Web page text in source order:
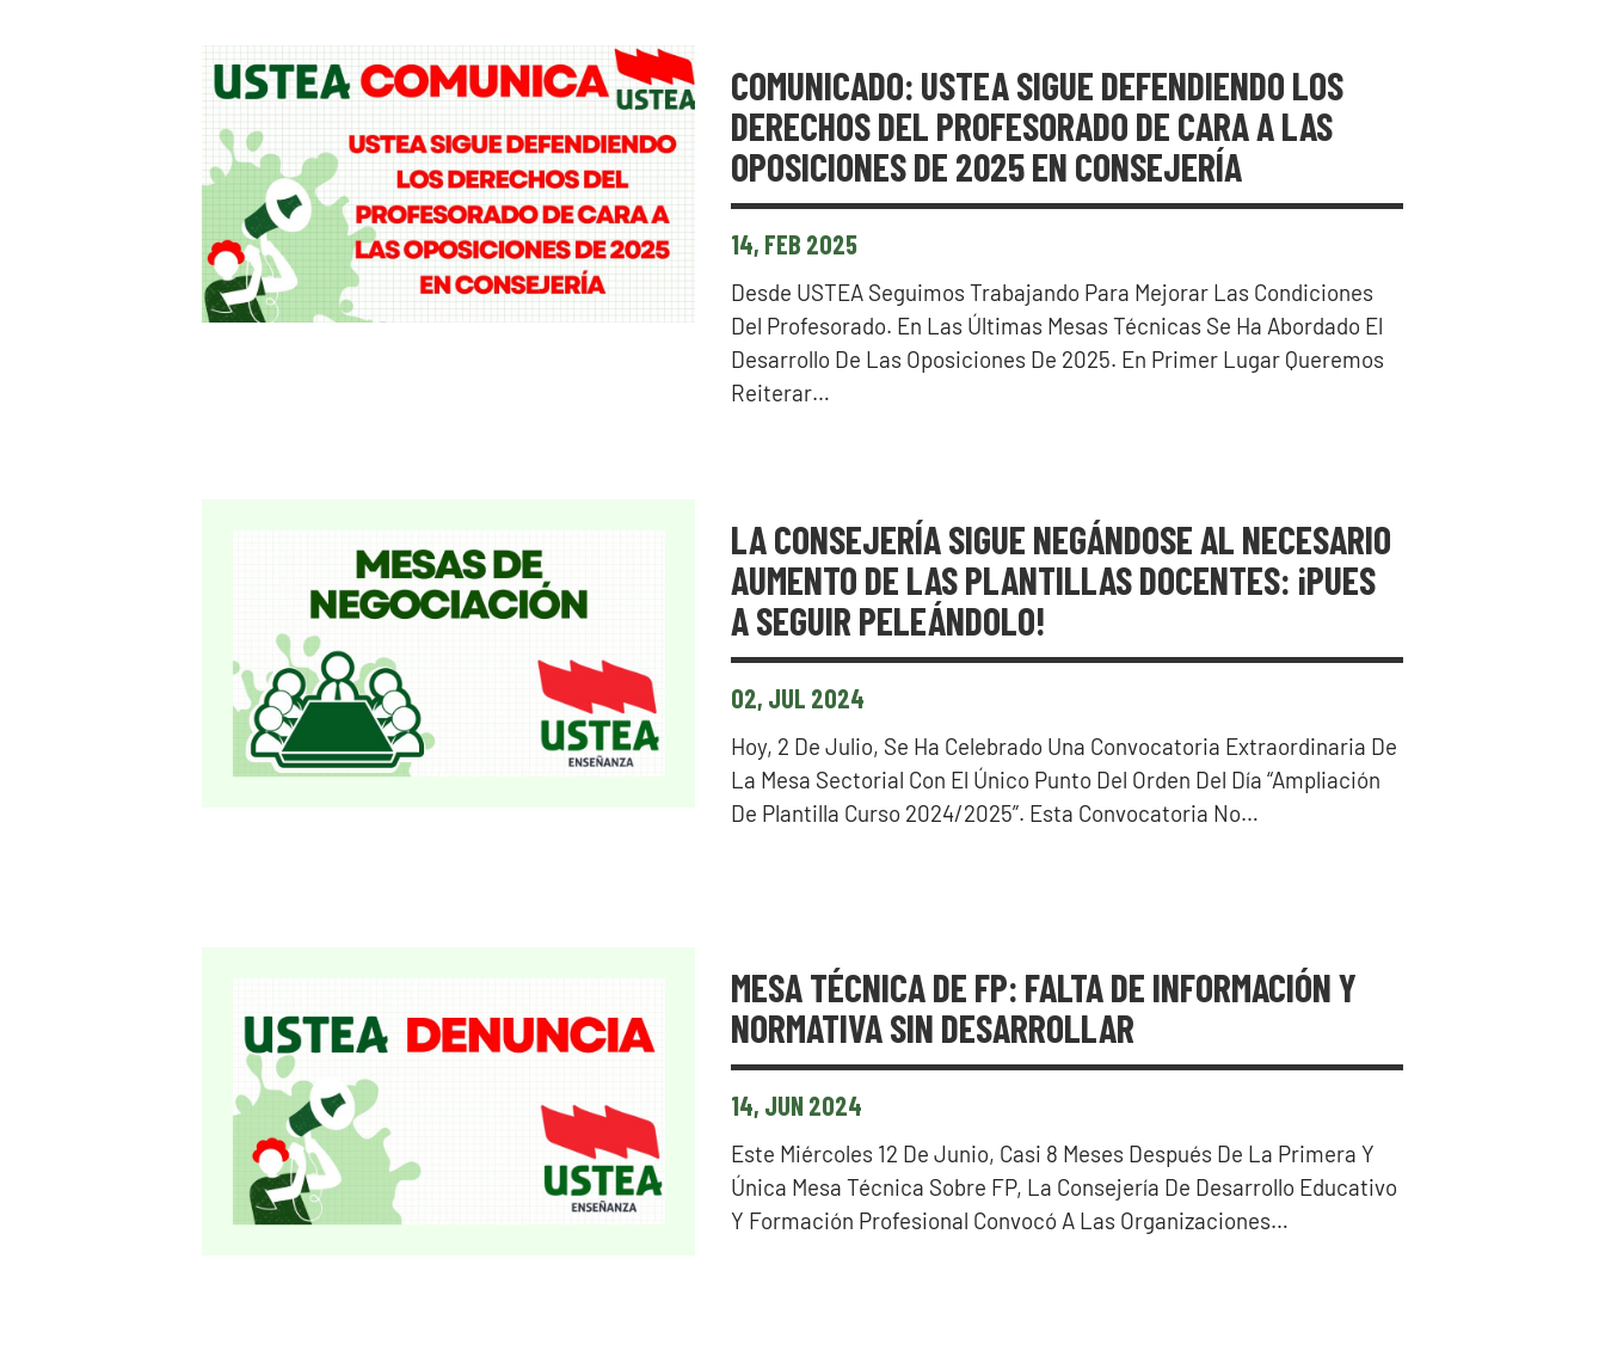
COMUNICADO: USTEA SIGUE DEFENDIENDO LOS
DERECHOS DEL PROFESORADO DE CARA A LAS
OPOSICIONES DE 2025 EN CONSEJERÍA
14, FEB 2025
Desde USTEA Seguimos Trabajando Para Mejorar Las Condiciones
Del Profesorado. En Las Últimas Mesas Técnicas Se Ha Abordado El
Desarrollo De Las Oposiciones De 2025. En Primer Lugar Queremos
Reiterar…
LA CONSEJERÍA SIGUE NEGÁNDOSE AL NECESARIO
AUMENTO DE LAS PLANTILLAS DOCENTES: ¡PUES
A SEGUIR PELEÁNDOLO!
02, JUL 2024
Hoy, 2 De Julio, Se Ha Celebrado Una Convocatoria Extraordinaria De
La Mesa Sectorial Con El Único Punto Del Orden Del Día “ampliación
De Plantilla Curso 2024/2025”. Esta Convocatoria No…
MESA TÉCNICA DE FP: FALTA DE INFORMACIÓN Y
NORMATIVA SIN DESARROLLAR
14, JUN 2024
Este Miércoles 12 De Junio, Casi 8 Meses Después De La Primera Y
Única Mesa Técnica Sobre FP, La Consejería De Desarrollo Educativo
Y Formación Profesional Convocó A Las Organizaciones…